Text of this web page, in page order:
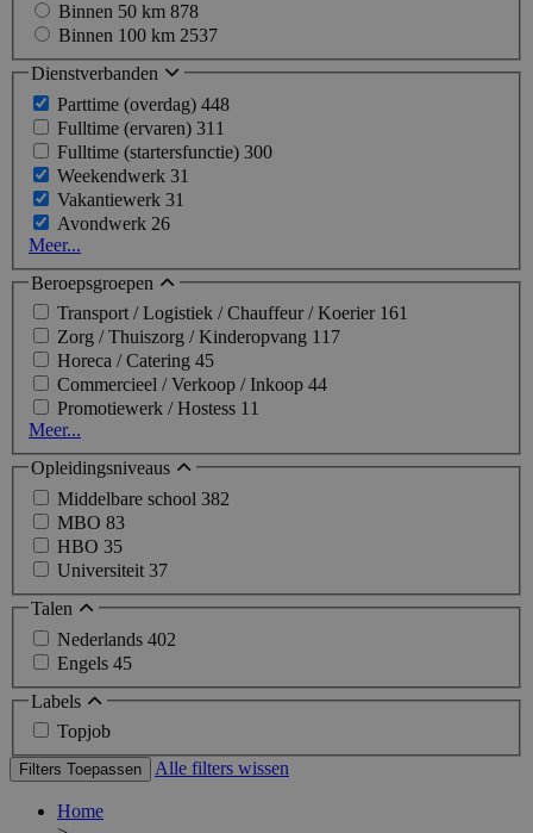
Binnen 50 km 878
Binnen 100 km 2537
Dienstverbanden
Parttime (overdag) 448
Fulltime (ervaren) 311
Fulltime (startersfunctie) 300
Weekendwerk 31
Vakantiewerk 31
Avondwerk 26
Meer...
Beroepsgroepen
Transport / Logistiek / Chauffeur / Koerier 161
Zorg / Thuiszorg / Kinderopvang 117
Horeca / Catering 45
Commercieel / Verkoop / Inkoop 44
Promotiewerk / Hostess 11
Meer...
Opleidingsniveaus
Middelbare school 382
MBO 83
HBO 35
Universiteit 37
Talen
Nederlands 402
Engels 45
Labels
Topjob
Filters Toepassen Alle filters wissen
Home